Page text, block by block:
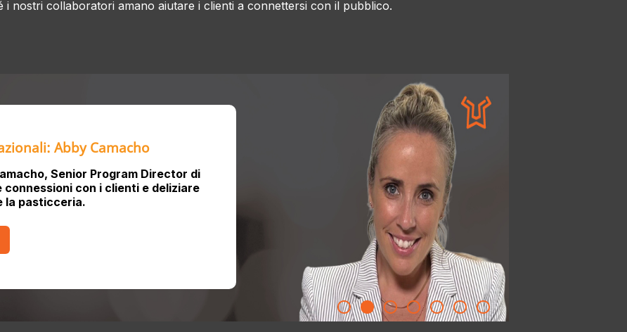
i nostri collaboratori amano aiutare i clienti a connettersi con il pubblico.
Abby Camacho
Senior Program Director di
connessioni con i clienti e deliziare
la pasticceria.